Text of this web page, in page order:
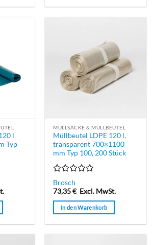
l
Typ
MÜLLSÄCKE & MÜLLBEUTEL
Müllbeutel LDPE 120 l,
transparent 700×1100
mm Typ 100, 200 Stück
Bewertet
mit
0
von
5
Brosch
73,35€ Excl. MwSt.
In den Warenkorb